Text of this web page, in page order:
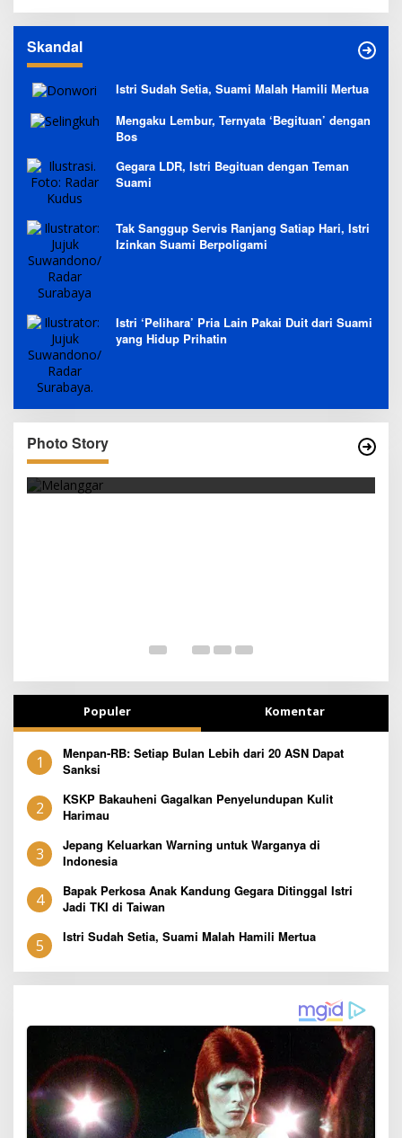
Skandal
Istri Sudah Setia, Suami Malah Hamili Mertua
Mengaku Lembur, Ternyata ‘Begituan’ dengan
Bos
Gegara LDR, Istri Begituan dengan Teman
Suami
Tak Sanggup Servis Ranjang Satiap Hari, Istri
Izinkan Suami Berpoligami
Istri ‘Pelihara’ Pria Lain Pakai Duit dari Suami
yang Hidup Prihatin
Photo Story
Populer Komentar
1
Menpan-RB: Setiap Bulan Lebih dari 20 ASN Dapat
Sanksi
2
KSKP Bakauheni Gagalkan Penyelundupan Kulit
Harimau
3
Jepang Keluarkan Warning untuk Warganya di
Indonesia
4
Bapak Perkosa Anak Kandung Gegara Ditinggal Istri
Jadi TKI di Taiwan
5 Istri Sudah Setia, Suami Malah Hamili Mertua